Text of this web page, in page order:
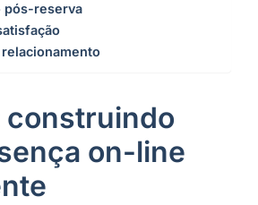
pós-reserva
construindo
on-line